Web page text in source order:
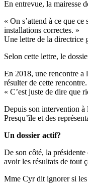
En entrevue, la mairesse
« On s’attend à ce que
installations correctes. »
Une lettre de la directrice
Selon cette lettre, le
En 2018, une rencontre a
résulter de cette
« C’est juste de dire que
Depuis son intervention à
Presqu’île et des
Un dossier actif?
De son côté, la
avoir les résultats de tout
Mme Cyr dit ignorer si les